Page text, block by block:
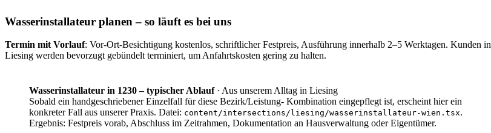
Wasserinstallateur planen – so läuft es bei uns
Termin mit Vorlauf: Vor-Ort-Besichtigung kostenlos, schriftlicher Festpreis, Ausführung innerhalb 2–5 Werktagen. Kunden in
Liesing werden bevorzugt gebündelt terminiert, um Anfahrtskosten gering zu halten.
Wasserinstallateur in 1230 – typischer Ablauf· Aus unserem Alltag in Liesing
Sobald ein handgeschriebener Einzelfall für diese Bezirk/Leistung- Kombination eingepflegt ist, erscheint hier ein
konkreter Fall aus unserer Praxis. Datei: content/intersections/ liesing/wasserinstallateur-wien .tsx.
Ergebnis: Festpreis vorab, Abschluss im Zeitrahmen, Dokumentation an Hausverwaltung oder Eigentümer.